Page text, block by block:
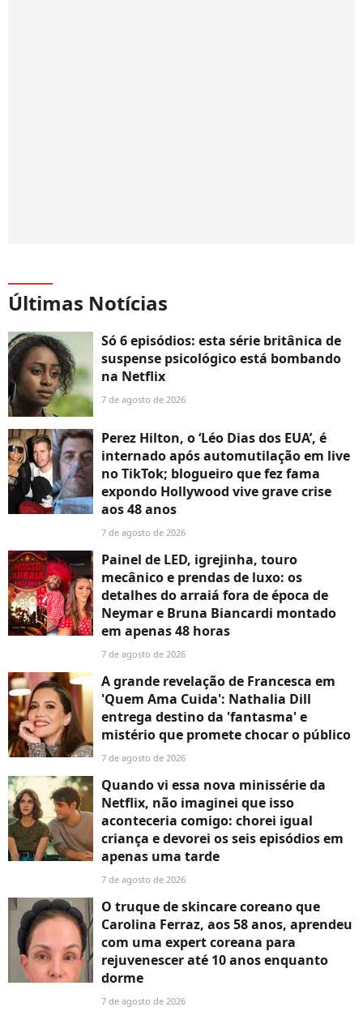
Últimas Notícias
Só 6 episódios: esta série britânica de
suspense psicológico está bombando
na Netflix
7 de agosto de 2026
Perez Hilton, o ‘Léo Dias dos EUA’, é
internado após automutilação em live
no TikTok; blogueiro que fez fama
expondo Hollywood vive grave crise
aos 48 anos
7 de agosto de 2026
Painel de LED, igrejinha, touro
mecânico e prendas de luxo: os
detalhes do arraiá fora de época de
Neymar e Bruna Biancardi montado
em apenas 48 horas
7 de agosto de 2026
A grande revelação de Francesca em
'Quem Ama Cuida': Nathalia Dill
entrega destino da 'fantasma' e
mistério que promete chocar o público
7 de agosto de 2026
Quando vi essa nova minissérie da
Netflix, não imaginei que isso
aconteceria comigo: chorei igual
criança e devorei os seis episódios em
apenas uma tarde
7 de agosto de 2026
O truque de skincare coreano que
Carolina Ferraz, aos 58 anos, aprendeu
com uma expert coreana para
rejuvenescer até 10 anos enquanto
dorme
7 de agosto de 2026